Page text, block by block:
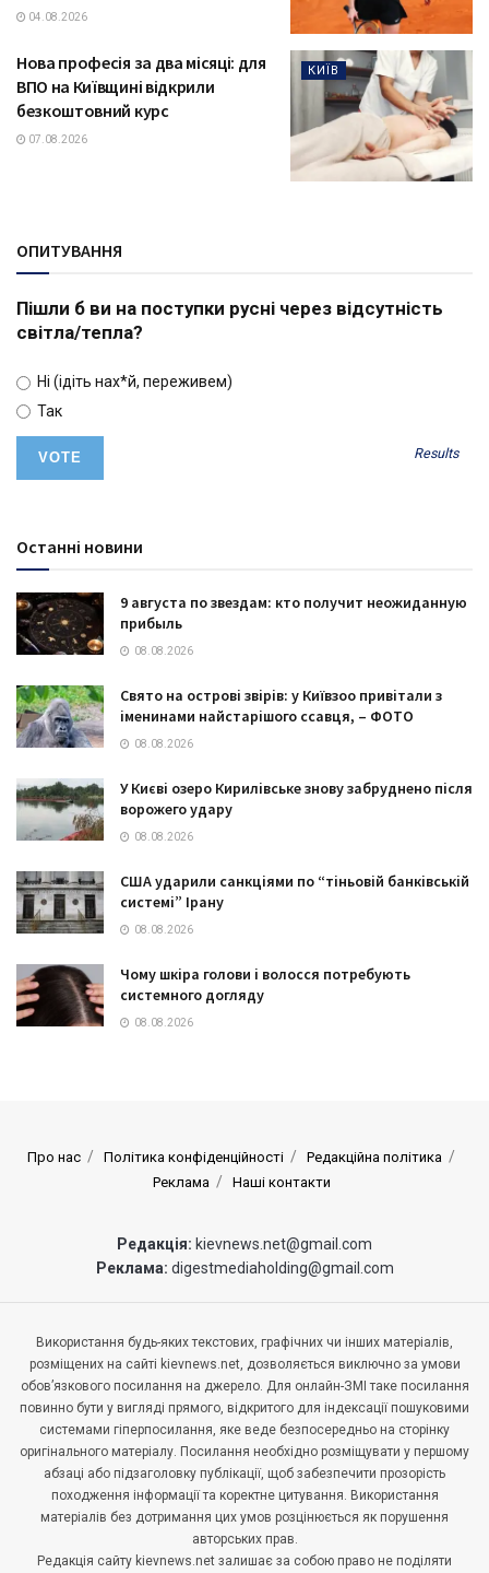
04.08.2026
КИЇВ
Нова професія за два місяці: для
ВПО на Київщині відкрили
безкоштовний курс
07.08.2026
ОПИТУВАННЯ
Пішли б ви на поступки русні через відсутність
світла/тепла?
Ні (ідіть нах*й, переживем)
Так
Results
Останні новини
9 августа по звездам: кто получит неожиданную
прибыль
08.08.2026
Свято на острові звірів: у Київзоо привітали з
іменинами найстарішого ссавця, – ФОТО
08.08.2026
У Києві озеро Кирилівське знову забруднено після
ворожего удару
08.08.2026
США ударили санкціями по “тіньовій банківській
системі” Ірану
08.08.2026
Чому шкіра голови і волосся потребують
системного догляду
08.08.2026
Про нас Політика конфіденційності
Редакційна політика
Реклама
Наші контакти
Редакція: kievnews.net@gmail.com
Реклама: digestmediaholding@gmail.com
Використання будь-яких текстових, графічних чи інших матеріалів,
розміщених на сайті kievnews.net, дозволяється виключно за умови
обов’язкового посилання на джерело. Для онлайн-ЗМІ таке посилання
повинно бути у вигляді прямого, відкритого для індексації пошуковими
системами гіперпосилання, яке веде безпосередньо на сторінку
оригінального матеріалу. Посилання необхідно розміщувати у першому
абзаці або підзаголовку публікації, щоб забезпечити прозорість
походження інформації та коректне цитування. Використання
матеріалів без дотримання цих умов розцінюється як порушення
авторських прав.
Редакція сайту kievnews.net залишає за собою право не поділяти